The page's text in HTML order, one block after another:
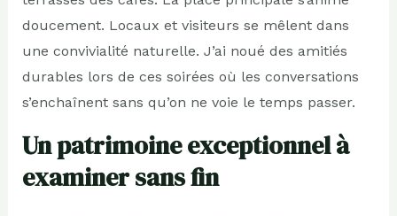
doucement. Locaux et visiteurs se mêlent dans
une convivialité naturelle. J’ai noué des amitiés
durables lors de ces soirées où les conversations
s’enchaînent sans qu’on ne voie le temps passer.
Un patrimoine exceptionnel à
examiner sans fin